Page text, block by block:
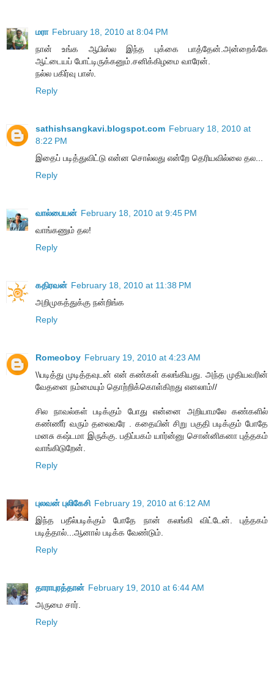
மரா February 18, 2010 at 8:04 PM
நான் உங்க ஆபிஸ்ல இந்த புக்கை பாத்தேன்.அன்றைக்கே
ஆட்டையப் போட்டிருக்கனும்.சனிக்கிழமை வாரேன்.
நல்ல பகிர்வு பாஸ்.
Reply
sathishsangkavi.blogspot.com February 18, 2010 at
8:22 PM
இதைப் படித்துவிட்டு என்ன சொல்லது என்றே தெரியவில்லை தல...
Reply
வால்பையன் February 18, 2010 at 9:45 PM
வாங்கணும் தல!
Reply
கதிரவன் February 18, 2010 at 11:38 PM
அறிமுகத்துக்கு நன்றிங்க
Reply
Romeoboy February 19, 2010 at 4:23 AM
\\படித்து முடித்தவுடன் என் கண்கள் கலங்கியது. அந்த முதியவரின்
வேதனை நம்மையும் தொற்றிக்கொள்கிறது எனலாம்//
சில நாவல்கள் படிக்கும் போது என்னை அறியாமலே கண்களில்
கண்ணீர் வரும் தலைவரே . கதையின் சிறு பகுதி படிக்கும் போதே
மனசு கஷ்டமா இருக்கு. பதிப்பகம் யார்ன்னு சொன்னிகனா புத்தகம்
வாங்கிடுறேன்.
Reply
புலவன் புலிகேசி February 19, 2010 at 6:12 AM
இந்த பதீல்படிக்கும் போதே நான் கலங்கி விட்டேன். புத்தகம்
படித்தால்...ஆனால் படிக்க வேண்டும்.
Reply
தாராபுரத்தான் February 19, 2010 at 6:44 AM
அருமை சார்.
Reply